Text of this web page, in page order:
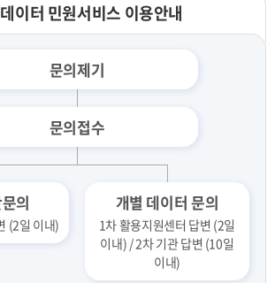
이터 민원서비스 이용안내
문의제기
문의접수
의
(2일 이내)
개별 데이터 문의
1차 활용지원센터 답변 (2일
이내) / 2차 기관 답변 (10일
이내)